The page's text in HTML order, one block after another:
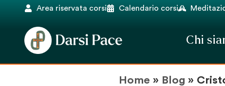
Area riservata corsi Calendario corsi
Chi
Home » Blog »